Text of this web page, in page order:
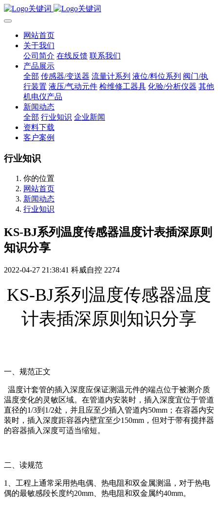
网站首页
关于我们
公司简介 在线反馈 联系我们
产品展示
全部 传感器/变送器 流量计系列 液位/料位系列 阀门/执
行装置 液压/气动元件 检维修工器具 化验/分析仪器 其他
机电仪产品
新闻动态
全部 行业知识 企业新闻
资料下载
客户案例
行业知识
你的位置
网站首页
新闻动态
行业知识
KS-BJ系列温度传感器温度计表插深原则
知识分享
2022-04-27 21:38:41 科威自控 2274
KS-BJ系列温度传感器温度
计表插深原则知识分享
一、规范正文
温度计套管的插入深度应保证测温元件的端点位于被测介质
温度变化的灵敏区域。在管道内安装时，插入深度宜位于管道
直径的1/3到1/2处，并且应至少插入管道内50mm；在容器内安
装时，插入深度距容器内壁宜至少150mm，但对于带有搅拌器
的容器插入深度可适当缩短。
二、读规范
1、工程上通常采用热电偶、热电阻和双金属测温，对于热电
偶的最敏感段长度约20mm、热电阻和双金属约40mm。